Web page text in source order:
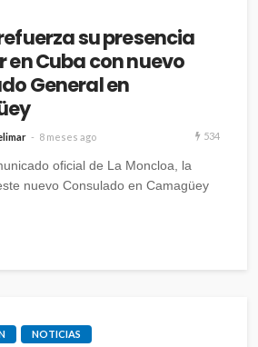
su presencia
en Cuba con nuevo
General en
8 meses ago 534
oficial de La Moncloa, la
nuevo Consulado en Camagüey
NOTICIAS